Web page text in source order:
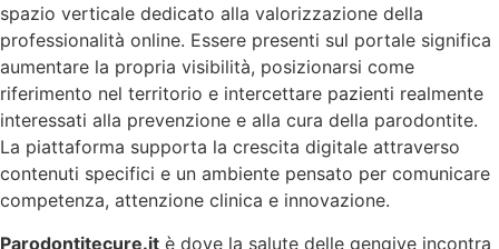
spazio verticale dedicato alla valorizzazione della
professionalità online. Essere presenti sul portale significa
aumentare la propria visibilità, posizionarsi come
riferimento nel territorio e intercettare pazienti realmente
interessati alla prevenzione e alla cura della parodontite.
La piattaforma supporta la crescita digitale attraverso
contenuti specifici e un ambiente pensato per comunicare
competenza, attenzione clinica e innovazione.
Parodontitecure.it è dove la salute delle gengive incontra